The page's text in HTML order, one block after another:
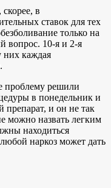
в
ставок для тех
только на
вопрос. 10-я и 2-я
них каждая
проблему решили
в понедельник и
препарат, и он не так
можно назвать легким
находиться
наркоз может дать